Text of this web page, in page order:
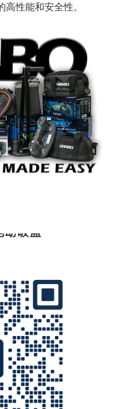
性能和安全性。